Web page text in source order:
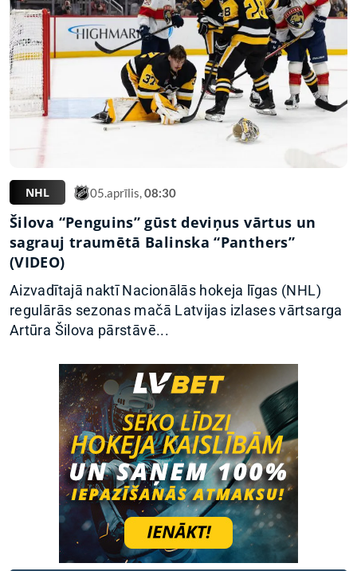
NHL 05.aprīlis, 08:30
Šilova “Penguins” gūst deviņus vārtus un
sagrauj traumētā Balinska “Panthers”
(VIDEO)
Aizvadītajā naktī Nacionālās hokeja līgas (NHL)
regulārās sezonas mačā Latvijas izlases vārtsarga
Artūra Šilova pārstāvē...